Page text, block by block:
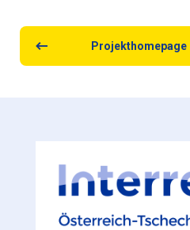
Projekthomepage